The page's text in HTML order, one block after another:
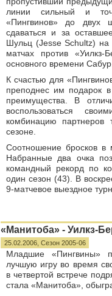
линии сильный и
«Пингвинов» до двух
сдаваться и за
Шульц (Jesse Schultz) на
матчах против
основного времени
К счастью для
преподнес им подарок
преимущества. В
воспользоваться
комбинацию
сезоне.
Соотношение бросков в
Набранные два очка
командный рекорд по
один сезон (43). В
9-матчевое выездное
«Манитоба» - Уилкз-
25.02.2006, Сезон 2005-06
Младшие «Пингвины»
лучшую игру во время
в четвертой встрече
стала «Манитоба»,